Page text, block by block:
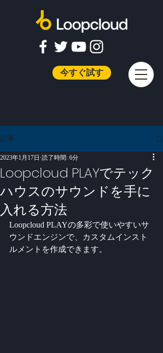
今すぐ試す
記事
Loopcloud PLAYでテック
ハウスのサウンドを手に
入れる方法
2023年1月17日 読了時間: 6分
Loopcloud PLAYの多彩で使いやすいサ
ウンドエンジンで、カスタムインスト
ルメントを作成できます。